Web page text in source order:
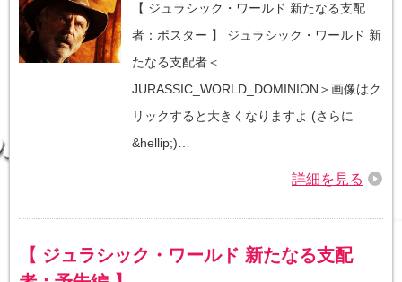
【 ジュラシック・ワールド 新たなる支配
者：ポスター 】 ジュラシック・ワールド 新
たなる支配者＜
JURASSIC_WORLD_DOMINION＞画像はク
リックすると大きくなりますよ (さらに
&hellip;)…
詳細を見る
【 ジュラシック・ワールド 新たなる支配